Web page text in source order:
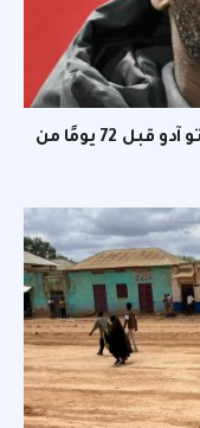
الاتحاد الغاني لكرة القدم يقيل المدرب أوتو آدو قبل 72 يومًا من